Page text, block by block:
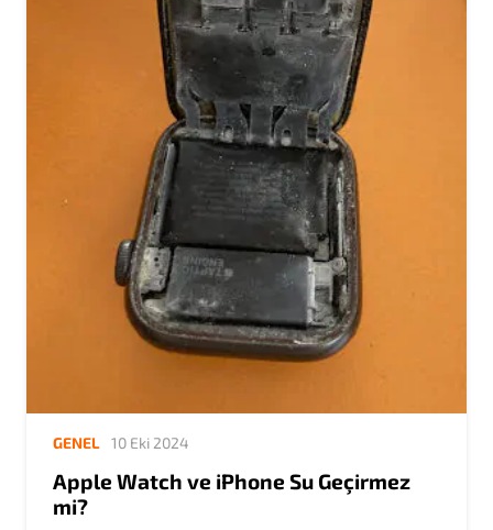
GENEL 10 Eki 2024
Apple Watch ve iPhone Su Geçirmez
mi?